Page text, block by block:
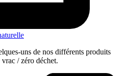
uns de nos différents produits
/ zéro déchet.